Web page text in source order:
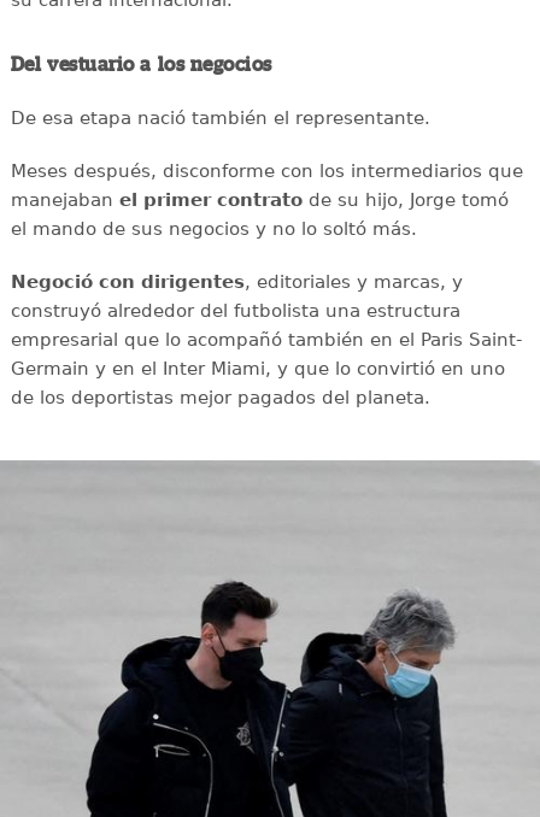
Del vestuario a los negocios
De esa etapa nació también el representante.
Meses después, disconforme con los intermediarios que
manejaban el primer contratode su hijo, Jorge tomó
el mando de sus negocios y no lo soltó más.
Negoció con dirigentes, editoriales y marcas, y
construyó alrededor del futbolista una estructura
empresarial que lo acompañó también en el Paris Saint-
Germain y en el Inter Miami, y que lo convirtió en uno
de los deportistas mejor pagados del planeta.